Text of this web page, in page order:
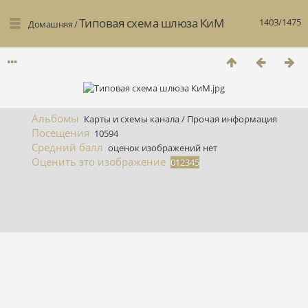
1403/1475
Домашняя/Типовая схема шлюза КиМ
Альбомы Карты и схемы канала/ Прочая информация
Посещения 10594
Средний балл оценок изображений нет
Оценить это изображение